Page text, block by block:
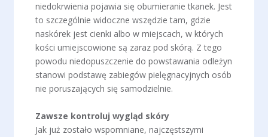
niedokrwienia pojawia się obumieranie tkanek. Jest
to szczególnie widoczne wszędzie tam, gdzie
naskórek jest cienki albo w miejscach, w których
kości umiejscowione są zaraz pod skórą. Z tego
powodu niedopuszczenie do powstawania odleżyn
stanowi podstawę zabiegów pielęgnacyjnych osób
nie poruszających się samodzielnie.
Zawsze kontroluj wygląd skóry
Jak już zostało wspomniane, najczęstszymi